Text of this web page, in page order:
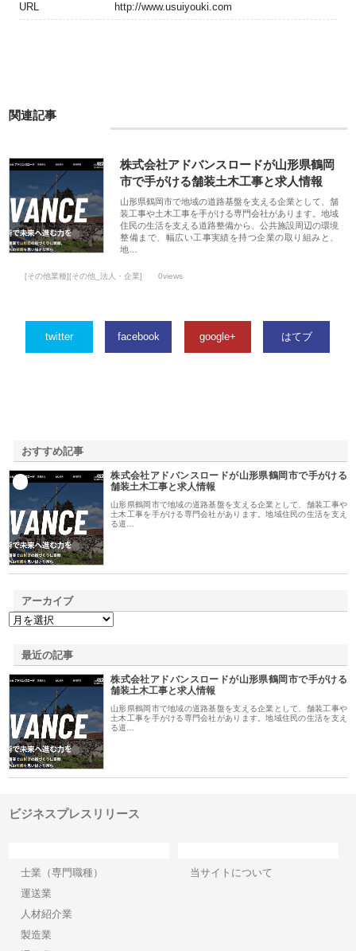
URL http://www.usuiyouki.com
関連記事
株式会社アドバンスロードが山形県鶴岡
市で手がける舗装土木工事と求人情報
山形県鶴岡市で地域の道路基盤を支える企業として、舗
装工事や土木工事を手がける専門会社があります。地域
住民の生活を支える道路整備から、公共施設周辺の環境
整備まで、幅広い工事実績を持つ企業の取り組みと、
地…
[その他業種][その他_法人・企業] 0views
twitter facebook google+ はてブ
おすすめ記事
株式会社アドバンスロードが山形県鶴岡市で手がける
舗装土木工事と求人情報
山形県鶴岡市で地域の道路基盤を支える企業として、舗装工事や
土木工事を手がける専門会社があります。地域住民の生活を支え
る道…
アーカイブ
最近の記事
株式会社アドバンスロードが山形県鶴岡市で手がける
舗装土木工事と求人情報
山形県鶴岡市で地域の道路基盤を支える企業として、舗装工事や
土木工事を手がける専門会社があります。地域住民の生活を支え
る道…
ビジネスプレスリリース
士業（専門職種）
運送業
人材紹介業
製造業
当サイトについて